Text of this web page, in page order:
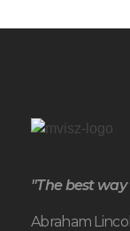
"The best
Abraham